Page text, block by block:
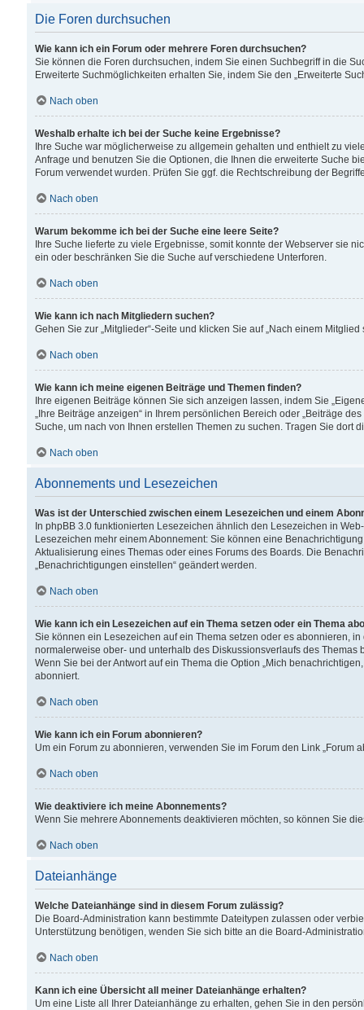
Die Foren durchsuchen
Wie kann ich ein Forum oder mehrere Foren durchsuchen?
Sie können die Foren durchsuchen, indem Sie einen Suchbegriff in die
Erweiterte Suchmöglichkeiten erhalten Sie, indem Sie den „Erweiterte
Nach oben
Weshalb erhalte ich bei der Suche keine Ergebnisse?
Ihre Suche war möglicherweise zu allgemein gehalten und enthielt zu
Anfrage und benutzen Sie die Optionen, die Ihnen die erweiterte Suche
Forum verwendet wurden. Prüfen Sie ggf. die Rechtschreibung der
Nach oben
Warum bekomme ich bei der Suche eine leere Seite?
Ihre Suche lieferte zu viele Ergebnisse, somit konnte der Webserver sie
ein oder beschränken Sie die Suche auf verschiedene Unterforen.
Nach oben
Wie kann ich nach Mitgliedern suchen?
Gehen Sie zur „Mitglieder“-Seite und klicken Sie auf „Nach einem Mitglied
Nach oben
Wie kann ich meine eigenen Beiträge und Themen finden?
Ihre eigenen Beiträge können Sie sich anzeigen lassen, indem Sie
„Ihre Beiträge anzeigen“ in Ihrem persönlichen Bereich oder „Beiträge
Suche, um nach von Ihnen erstellen Themen zu suchen. Tragen Sie dort
Nach oben
Abonnements und Lesezeichen
Was ist der Unterschied zwischen einem Lesezeichen und einem
In phpBB 3.0 funktionierten Lesezeichen ähnlich den Lesezeichen in
Lesezeichen mehr einem Abonnement: Sie können eine
Aktualisierung eines Themas oder eines Forums des Boards. Die
„Benachrichtigungen einstellen“ geändert werden.
Nach oben
Wie kann ich ein Lesezeichen auf ein Thema setzen oder ein Thema
Sie können ein Lesezeichen auf ein Thema setzen oder es abonnieren,
normalerweise ober- und unterhalb des Diskussionsverlaufs des Themas
Wenn Sie bei der Antwort auf ein Thema die Option „Mich
abonniert.
Nach oben
Wie kann ich ein Forum abonnieren?
Um ein Forum zu abonnieren, verwenden Sie im Forum den Link „Forum
Nach oben
Wie deaktiviere ich meine Abonnements?
Wenn Sie mehrere Abonnements deaktivieren möchten, so können Sie
Nach oben
Dateianhänge
Welche Dateianhänge sind in diesem Forum zulässig?
Die Board-Administration kann bestimmte Dateitypen zulassen oder
Unterstützung benötigen, wenden Sie sich bitte an die Board-
Nach oben
Kann ich eine Übersicht all meiner Dateianhänge erhalten?
Um eine Liste all Ihrer Dateianhänge zu erhalten, gehen Sie in den